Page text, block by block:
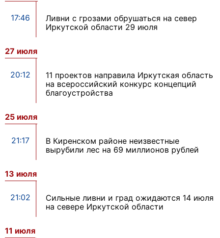
17:46
Ливни с грозами обрушаться на север
Иркутской области 29 июля
27 июля
20:12
11 проектов направила Иркутская область
на всероссийский конкурс концепций
благоустройства
25 июля
21:17
В Киренском районе неизвестные
вырубили лес на 69 миллионов рублей
13 июля
21:02
Сильные ливни и град ожидаются 14 июля
на севере Иркутской области
11 июля